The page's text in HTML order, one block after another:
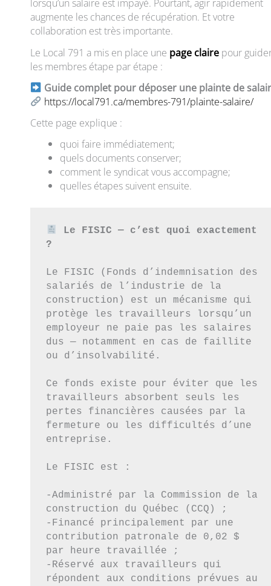
lorsqu’un salaire est impayé. Pourtant, agir rapidement
augmente les chances de récupération. Et votre
collaboration est très importante.
Le Local 791 a mis en place une page claire pour
les membres étape par étape :
Guide complet pour déposer une plainte de
https://local791.ca/membres-791/plainte-salaire/
Cette page explique :
quoi faire immédiatement;
quels documents conserver;
comment le syndicat vous accompagne;
quelles étapes suivent ensuite.
Le FISIC — c’est quoi exactement
?
Le FISIC (Fonds d’indemnisation des
salariés de l’industrie de la
construction) est un mécanisme qui
protège les travailleurs lorsqu’un
employeur ne paie pas les salaires
dus — notamment en cas de faillite
ou d’insolvabilité.
Ce fonds existe pour éviter que les
travailleurs absorbent seuls les
pertes financières causées par la
fermeture ou les difficultés d’une
entreprise.
Le FISIC est :
-Administré par la Commission de la
construction du Québec (CCQ) ;
-Financé principalement par une
contribution patronale de 0,02 $
par heure travaillée ;
-Réservé aux travailleurs qui
répondent aux conditions prévues au